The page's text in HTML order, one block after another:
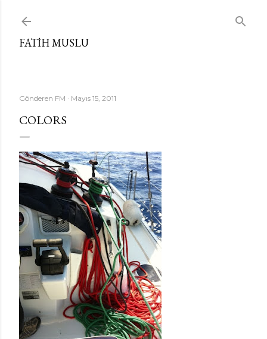
FATIH MUSLU
Gönderen FM Mayıs 15, 2011
COLORS